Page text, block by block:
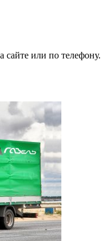
сайте или по телефону.